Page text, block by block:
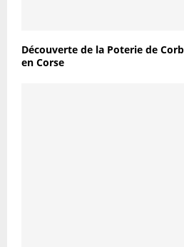
Découverte de la Poterie de
en Corse